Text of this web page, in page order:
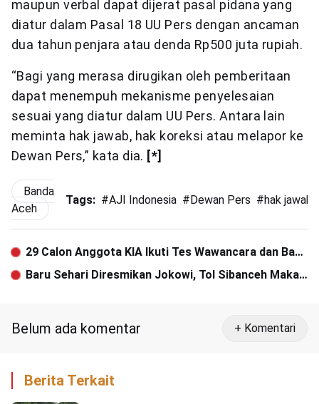
maupun verbal dapat dijerat pasal pidana yang
diatur dalam Pasal 18 UU Pers dengan ancaman
dua tahun penjara atau denda Rp500 juta rupiah.
“Bagi yang merasa dirugikan oleh pemberitaan
dapat menempuh mekanisme penyelesaian
sesuai yang diatur dalam UU Pers. Antara lain
meminta hak jawab, hak koreksi atau melapor ke
Dewan Pers,” kata dia. [*]
Banda
Aceh
Tags: #AJI Indonesia # Dewan Pers #hak jawab
29 Calon Anggota KIA Ikuti Tes Wawancara dan Baca
Al-Qur’an
Baru Sehari Diresmikan Jokowi, Tol Sibanceh Makan
Belum ada komentar + Komentari
Berita Terkait